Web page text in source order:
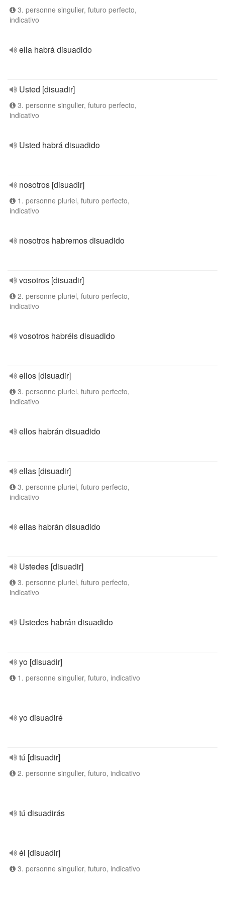
3. personne singulier, futuro perfecto,
indicativo
ella habrá disuadido
Usted [disuadir]
3. personne singulier, futuro perfecto,
indicativo
Usted habrá disuadido
nosotros [disuadir]
1. personne pluriel, futuro perfecto,
indicativo
nosotros habremos disuadido
vosotros [disuadir]
2. personne pluriel, futuro perfecto,
indicativo
vosotros habréis disuadido
ellos [disuadir]
3. personne pluriel, futuro perfecto,
indicativo
ellos habrán disuadido
ellas [disuadir]
3. personne pluriel, futuro perfecto,
indicativo
ellas habrán disuadido
Ustedes [disuadir]
3. personne pluriel, futuro perfecto,
indicativo
Ustedes habrán disuadido
yo [disuadir]
1. personne singulier, futuro, indicativo
yo disuadiré
tú [disuadir]
2. personne singulier, futuro, indicativo
tú disuadirás
él [disuadir]
3. personne singulier, futuro, indicativo